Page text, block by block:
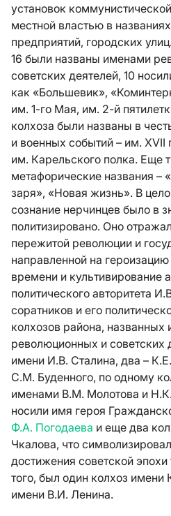
установок
местной властью в
предприятий, городских
16 были названы именами
советских деятелей, 10
как «Большевик»,
им. 1-го Мая, им. 2-й
колхоза были названы в
и военных событий – им.
им. Карельского полка. Еще
метафорические названия –
заря», «Новая жизнь». В
сознание нерчинцев было в
политизировано. Оно
пережитой революции и
направленной на
времени и культивирование
политического авторитета
соратников и его
колхозов района,
революционных и советских
имени И.В. Сталина, два –
С.М. Буденного, по одному
именами В.М. Молотова и
носили имя героя
Ф.А. Погодаева и еще два
Чкалова, что
достижения советской
того, был один колхоз
имени В.И. Ленина.